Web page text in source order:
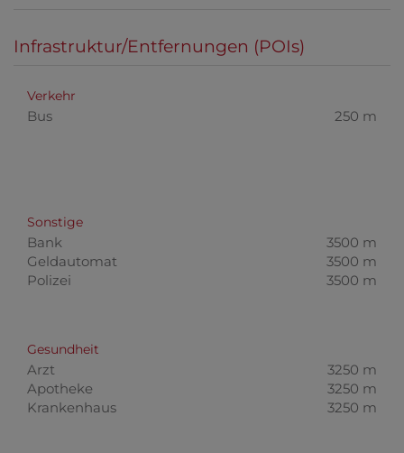
Infrastruktur/Entfernungen (POIs)
Verkehr
Bus 250 m
Sonstige
Bank
3500 m
Geldautomat
3500 m
Polizei
3500 m
Gesundheit
Arzt
3250 m
Apotheke
3250 m
Krankenhaus
3250 m